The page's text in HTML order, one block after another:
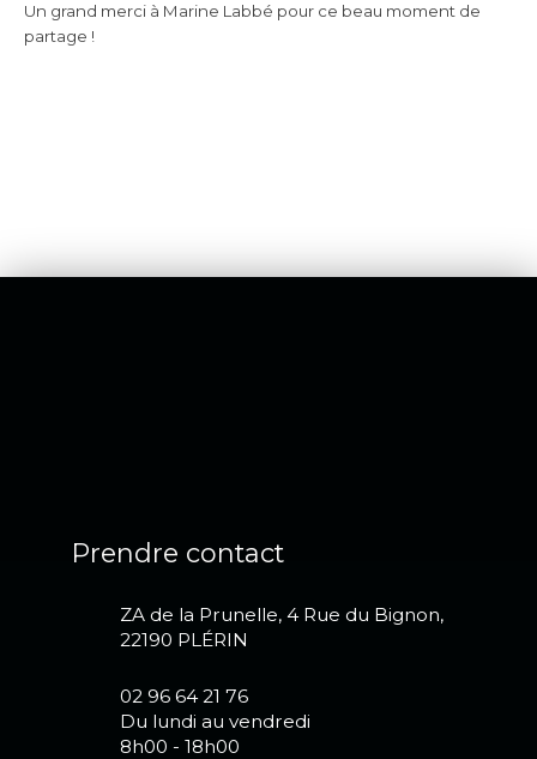
Un grand merci à Marine Labbé pour ce beau moment de
partage !
Prendre contact
ZA de la Prunelle, 4 Rue du Bignon,
22190 PLÉRIN
02 96 64 21 76
Du lundi au vendredi
8h00 - 18h00